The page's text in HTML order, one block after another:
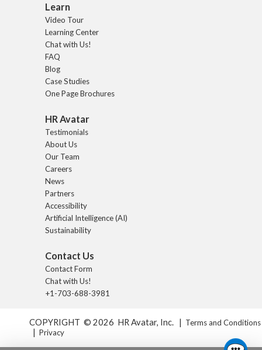
Learn
Video Tour
Learning Center
Chat with Us!
FAQ
Blog
Case Studies
One Page Brochures
HR Avatar
Testimonials
About Us
Our Team
Careers
News
Partners
Accessibility
Artificial Intelligence (AI)
Sustainability
Contact Us
Contact Form
Chat with Us!
+1-703-688-3981
COPYRIGHT © 2026 HR Avatar, Inc. | Terms and Conditions
| Privacy